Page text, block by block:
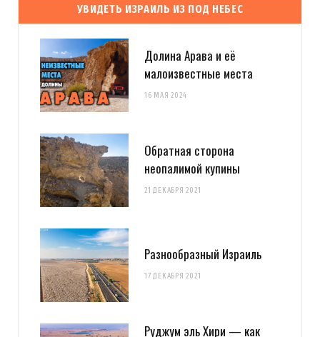
УВИДЕТЬ ИЗРАИЛЬ ИЗ ПОД НЕБЕС
Долина Арава и её
малоизвестные места
16 МАЯ 2024
Обратная сторона
неопалимой купины
21 ДЕКАБРЯ 2021
Разнообразный Израиль
17 ДЕКАБРЯ 2021
Руджум эль Хири — как